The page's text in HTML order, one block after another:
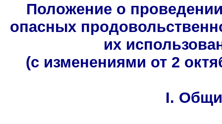
Положение о
опасных
их
(с изменениями от 2
I.